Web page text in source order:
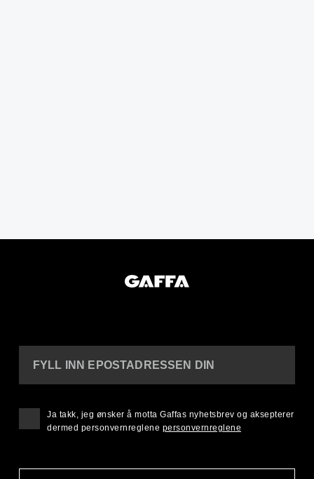
FYLL INN EPOSTADRESSEN DIN
Ja takk, jeg ønsker å motta Gaffas nyhetsbrev og aksepterer
dermed personvernreglene personvernreglene